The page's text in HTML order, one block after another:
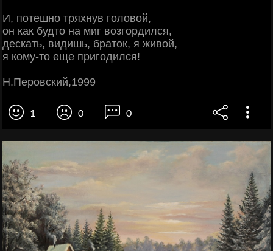
И, потешно тряхнув головой,
он как будто на миг возгордился,
дескать, видишь, браток, я живой,
я кому-то еще пригодился!
Н.Перовский,1999
1 0 0